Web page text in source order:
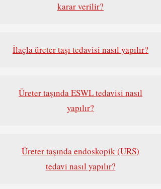
karar verilir?
İlaçla üreter taşı tedavisi nasıl yapılır?
Üreter taşında ESWL tedavisi nasıl
yapılır?
Üreter taşında endoskopik (URS)
tedavi nasıl yapılır?